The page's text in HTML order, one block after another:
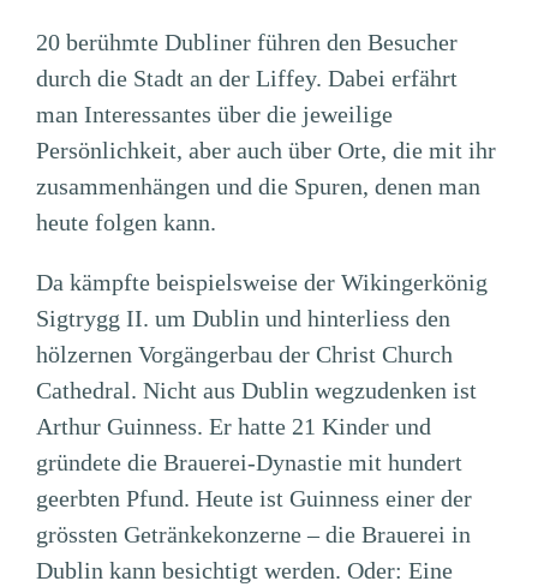
20 berühmte Dubliner führen den Besucher
durch die Stadt an der Liffey. Dabei erfährt
man Interessantes über die jeweilige
Persönlichkeit, aber auch über Orte, die mit ihr
zusammenhängen und die Spuren, denen man
heute folgen kann.
Da kämpfte beispielsweise der Wikingerkönig
Sigtrygg II. um Dublin und hinterliess den
hölzernen Vorgängerbau der Christ Church
Cathedral. Nicht aus Dublin wegzudenken ist
Arthur Guinness. Er hatte 21 Kinder und
gründete die Brauerei-Dynastie mit hundert
geerbten Pfund. Heute ist Guinness einer der
grössten Getränkekonzerne – die Brauerei in
Dublin kann besichtigt werden. Oder: Eine